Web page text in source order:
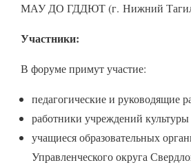
МАУ ДО ГДДЮТ (г. Нижний Тагил,
Участники:
В форуме примут участие:
педагогические и руководящие
работники учреждений культуры
учащиеся образовательных
Управленческого округа